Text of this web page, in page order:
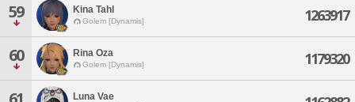
59 Kina Tahl
Golem [Dynamis] 1263917
60 Rina Oza
Golem [Dynamis] 1179320
Luna Vae